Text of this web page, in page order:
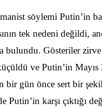
söylemi Putin’in
tek nedeni değildi,
bulundu. Gösteriler zirve
ve Putin’in Mayıs
bir gün önce sert bir
Putin’in karşı çıktığı